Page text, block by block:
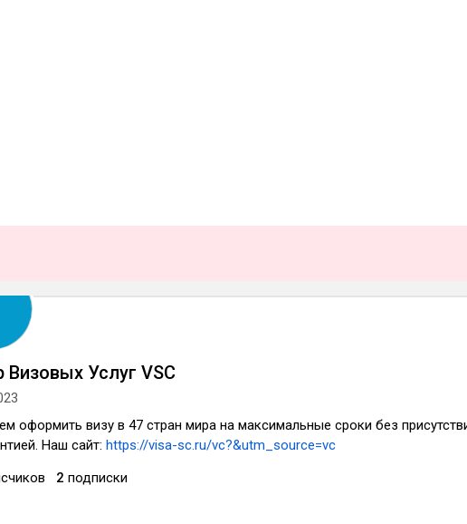
Визовых Услуг VSC
оформить визу в 47 стран мира на максимальные сроки без
Наш сайт: https://visa-sc.ru/vc?&utm_source=vc
2 подписки